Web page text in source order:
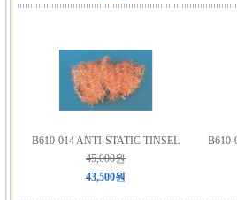
B610-014 ANTI-STATIC TINSEL
45,000원
43,500원
B610-